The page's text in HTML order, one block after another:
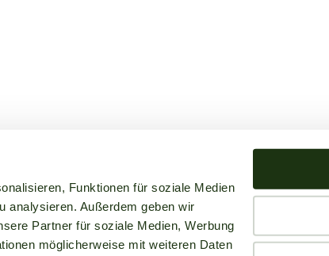
Funktionen für soziale Medien
analysieren. Außerdem geben wir
Partner für soziale Medien, Werbung
möglicherweise mit weiteren Daten